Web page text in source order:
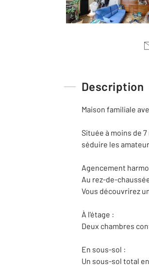
Description
Maison familiale
Située à moins de
séduire les
Agencement
Au rez-de-
Vous découvrirez
À l'étage :
Deux chambres
En sous-sol :
Un sous-sol total